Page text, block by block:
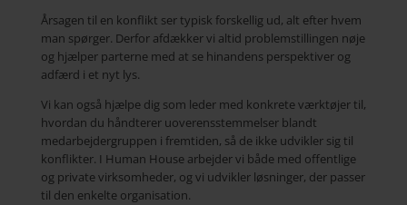
Årsagen til en konflikt ser typisk forskellig ud, alt efter hvem
man spørger. Derfor afdækker vi altid problemstillingen nøje
og hjælper parterne med at se hinandens perspektiver og
adfærd i et nyt lys.
Vi kan også hjælpe dig som leder med konkrete værktøjer til,
hvordan du håndterer uoverensstemmelser blandt
medarbejdergruppen i fremtiden, så de ikke udvikler sig til
konflikter. I Human House arbejder vi både med offentlige
og private virksomheder, og vi udvikler løsninger, der passer
til den enkelte organisation.